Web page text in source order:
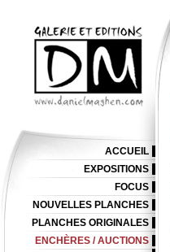
ACCUEIL
EXPOSITIONS
FOCUS
NOUVELLES PLANCHES
PLANCHES ORIGINALES
ENCHÈRES / AUCTIONS